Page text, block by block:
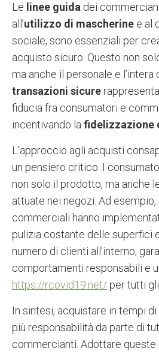
Le linee guida dei
all’utilizzo di mascherine e al
sociale, sono essenziali per
acquisto sicuro. Questo non
ma anche il personale e l’intera
transazioni sicure
fiducia fra consumatori e
incentivando la fidelizzazione
L’approccio agli acquisti
un pensiero critico. I
non solo il prodotto, ma anche
attuate nei negozi. Ad
commerciali hanno
pulizia costante delle superfici
numero di clienti all’interno,
comportamenti responsabili e
https://rcovid19.net/ per tutti
In sintesi, acquistare in tempi
più responsabilità da parte di
commercianti. Adottare queste